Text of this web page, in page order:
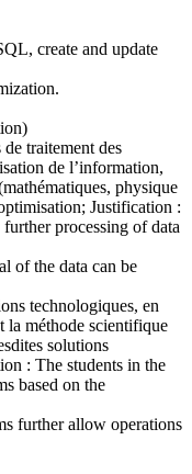
create and update
traitement des
de l’information,
physique
Justification :
processing of data
of the data can be
technologiques, en
la méthode scientifique
solutions
: The students in the
based on the
further allow operations